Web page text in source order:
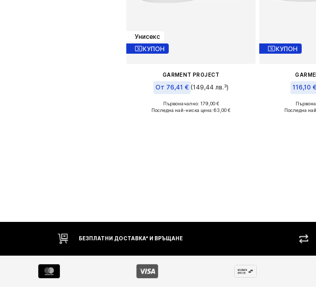
Унисекс
КУПОН
GARMENT PROJECT
От 76,41 € (149,44 лв.³)
Налични размери: 36, 38, 39, 40
Първоначално: 179,00 €
Последна най-ниска цена:63,00 €
КУПОН
116,10 €
Последна
БЕЗПЛАТНИ ДОСТАВКА* И ВРЪЩАНЕ